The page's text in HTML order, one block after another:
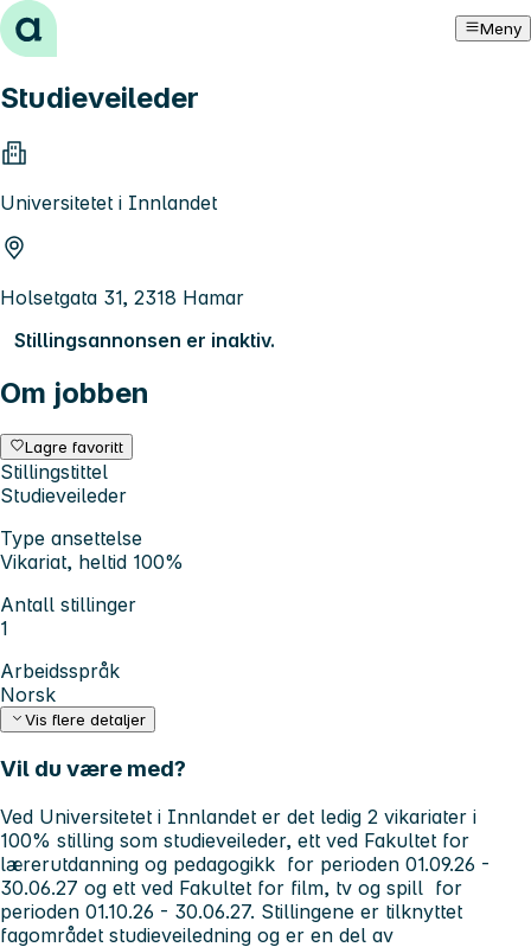
Hopp til innhold Meny
Studieveileder
Universitetet i Innlandet
Holsetgata 31, 2318 Hamar
Stillingsannonsen er inaktiv.
Om jobben
Lagre favoritt
Stillingstittel
Studieveileder
Type ansettelse
Vikariat, heltid 100%
Antall stillinger
1
Arbeidsspråk
Norsk
Vis flere detaljer
Vil du være med?
Ved Universitetet i Innlandet er det ledig 2 vikariater i
100% stilling som studieveileder, ett ved Fakultet for
lærerutdanning og pedagogikk for perioden 01.09.26 -
30.06.27 og ett ved Fakultet for film, tv og spill for
perioden 01.10.26 - 30.06.27. Stillingene er tilknyttet
fagområdet studieveiledning og er en del av